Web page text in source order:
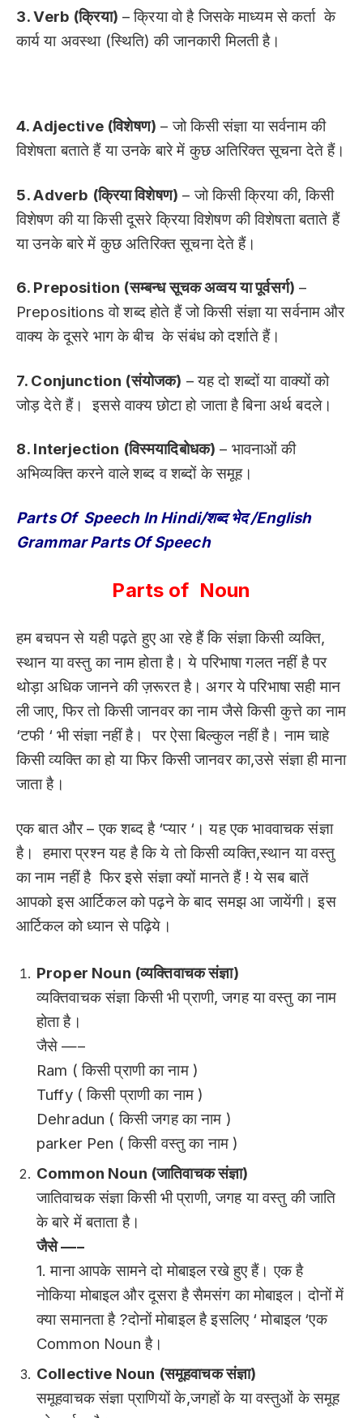
3. Verb (क्रिया) – क्रिया वो है जिसके माध्यम से कर्ता के
कार्य या अवस्था (स्थिति) की जानकारी मिलती है।
4. Adjective (विशेषण) – जो किसी संज्ञा या सर्वनाम की
विशेषता बताते हैं या उनके बारे में कुछ अतिरिक्त सूचना देते हैं।
5. Adverb (क्रिया विशेषण) – जो किसी क्रिया की, किसी
विशेषण की या किसी दूसरे क्रिया विशेषण की विशेषता बताते हैं
या उनके बारे में कुछ अतिरिक्त सूचना देते हैं।
6. Preposition (सम्बन्ध सूचक अव्वय या पूर्वसर्ग) –
Prepositions वो शब्द होते हैं जो किसी संज्ञा या सर्वनाम और
वाक्य के दूसरे भाग के बीच के संबंध को दर्शाते हैं।
7. Conjunction (संयोजक) – यह दो शब्दों या वाक्यों को
जोड़ देते हैं। इससे वाक्य छोटा हो जाता है बिना अर्थ बदले।
8. Interjection (विस्मयादिबोधक) – भावनाओं की
अभिव्यक्ति करने वाले शब्द व शब्दों के समूह।
Parts Of Speech In Hindi/शब्द भेद /English
Grammar Parts Of Speech
Parts of Noun
हम बचपन से यही पढ़ते हुए आ रहे हैं कि संज्ञा किसी व्यक्ति,
स्थान या वस्तु का नाम होता है। ये परिभाषा गलत नहीं है पर
थोड़ा अधिक जानने की ज़रूरत है। अगर ये परिभाषा सही मान
ली जाए, फिर तो किसी जानवर का नाम जैसे किसी कुत्ते का नाम
‘टफी ‘ भी संज्ञा नहीं है। पर ऐसा बिल्कुल नहीं है। नाम चाहे
किसी व्यक्ति का हो या फिर किसी जानवर का,उसे संज्ञा ही माना
जाता है।
एक बात और – एक शब्द है ‘प्यार ‘। यह एक भाववाचक संज्ञा
है। हमारा प्रश्न यह है कि ये तो किसी व्यक्ति,स्थान या वस्तु
का नाम नहीं है फिर इसे संज्ञा क्यों मानते हैं ! ये सब बातें
आपको इस आर्टिकल को पढ़ने के बाद समझ आ जायेंगी। इस
आर्टिकल को ध्यान से पढ़िये।
Proper Noun (व्यक्तिवाचक संज्ञा)
व्यक्तिवाचक संज्ञा किसी भी प्राणी, जगह या वस्तु का नाम
होता है।
जैसे —–
Ram ( किसी प्राणी का नाम )
Tuffy ( किसी प्राणी का नाम )
Dehradun ( किसी जगह का नाम )
parker Pen ( किसी वस्तु का नाम )
Common Noun (जातिवाचक संज्ञा)
जातिवाचक संज्ञा किसी भी प्राणी, जगह या वस्तु की जाति
के बारे में बताता है।
जैसे —–
1. माना आपके सामने दो मोबाइल रखे हुए हैं। एक है
नोकिया मोबाइल और दूसरा है सैमसंग का मोबाइल। दोनों में
क्या समानता है ?दोनों मोबाइल है इसलिए ‘ मोबाइल ‘एक
Common Noun है।
Collective Noun (समूहवाचक संज्ञा)
समूहवाचक संज्ञा प्राणियों के,जगहों के या वस्तुओं के समूह